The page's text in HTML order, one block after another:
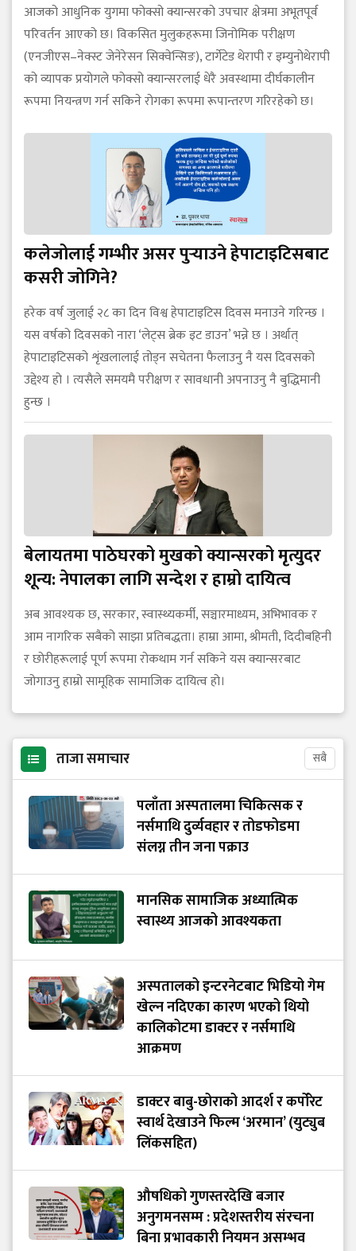
आजको आधुनिक युगमा फोक्सो क्यान्सरको उपचार क्षेत्रमा अभूतपूर्व
परिवर्तन आएको छ। विकसित मुलुकहरूमा जिनोमिक परीक्षण
(एनजीएस–नेक्स्ट जेनेरेसन सिक्वेन्सिङ), टार्गेटेड थेरापी र इम्युनोथेरापी
को व्यापक प्रयोगले फोक्सो क्यान्सरलाई धेरै अवस्थामा दीर्घकालीन
रूपमा नियन्त्रण गर्न सकिने रोगका रूपमा रूपान्तरण गरिरहेको छ।
कलेजोलाई गम्भीर असर पुर्‍याउने हेपाटाइटिसबाट
कसरी जोगिने?
हरेक वर्ष जुलाई २८ का दिन विश्व हेपाटाइटिस दिवस मनाउने गरिन्छ ।
यस वर्षको दिवसको नारा ‘लेट्स ब्रेक इट डाउन’ भन्ने छ । अर्थात्
हेपाटाइटिसको शृंखलालाई तोड्न सचेतना फैलाउनु नै यस दिवसको
उद्देश्य हो । त्यसैले समयमै परीक्षण र सावधानी अपनाउनु नै बुद्धिमानी
हुन्छ ।
बेलायतमा पाठेघरको मुखको क्यान्सरको मृत्युदर
शून्य: नेपालका लागि सन्देश र हाम्रो दायित्व
अब आवश्यक छ, सरकार, स्वास्थ्यकर्मी, सञ्चारमाध्यम, अभिभावक र
आम नागरिक सबैको साझा प्रतिबद्धता। हाम्रा आमा, श्रीमती, दिदीबहिनी
र छोरीहरूलाई पूर्ण रूपमा रोकथाम गर्न सकिने यस क्यान्सरबाट
जोगाउनु हाम्रो सामूहिक सामाजिक दायित्व हो।
ताजा समाचार सबै
पलाँता अस्पतालमा चिकित्सक र
नर्समाथि दुर्व्यवहार र तोडफोडमा
संलग्न तीन जना पक्राउ
मानसिक सामाजिक अध्यात्मिक
स्वास्थ्य आजको आवश्यकता
अस्पतालको इन्टरनेटबाट भिडियो गेम
खेल्न नदिएका कारण भएको थियो
कालिकोटमा डाक्टर र नर्समाथि
आक्रमण
डाक्टर बाबु-छोराको आदर्श र कर्पोरेट
स्वार्थ देखाउने फिल्म ‘अरमान’ (युट्युब
लिंकसहित)
औषधिको गुणस्तरदेखि बजार
अनुगमनसम्म : प्रदेशस्तरीय संरचना
बिना प्रभावकारी नियमन असम्भव